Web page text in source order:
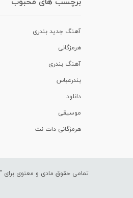
آهنگ جدید بندری
هرمزگانی
آهنگ بندری
بندرعباس
دانلود
موسیقی
هرمزگانی دات نت
تمامی حقوق مادی و معنوی برای "